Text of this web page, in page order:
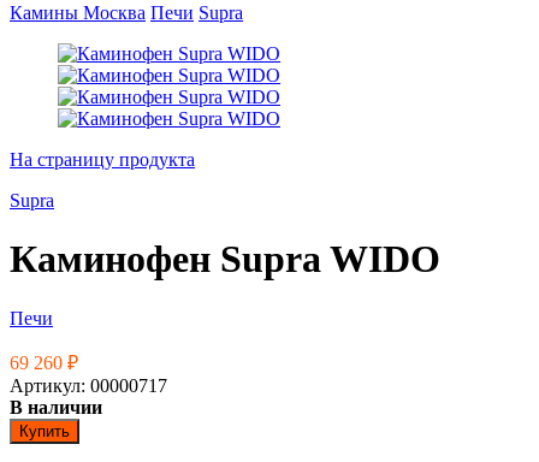
Камины Москва Печи Supra
На страницу продукта
Supra
Каминофен Supra WIDO
Печи
69 260 ₽
Артикул: 00000717
В наличии
Купить